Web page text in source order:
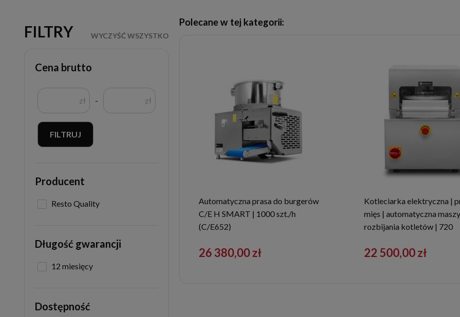
FILTRY
Producent
Resto Quality
Długość gwarancji
12 miesięcy
Dostępność
Cena brutto
zł - zł
FILTRUJ
WYCZYŚĆ WSZYSTKO
Polecane w tej kategorii:
Automatyczna prasa do burgerów
C/E H SMART | 1000 szt./h
(C/E652)
26 380,00 zł
Kotleciarka elektryczna |
mięs | automatyczna
rozbijania kotletów | 720
22 500,00 zł